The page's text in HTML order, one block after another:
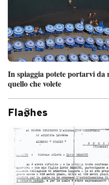
In spiaggia potete portarvi da
quello che volete
Fla hes